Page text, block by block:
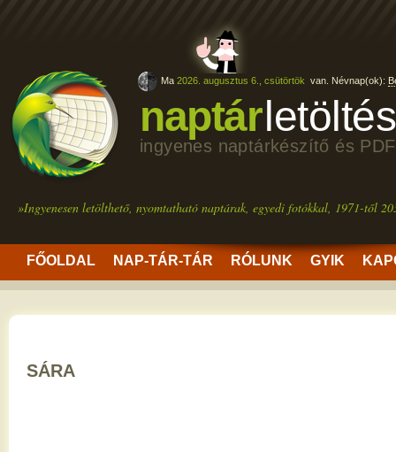
naptárletöltés
ingyenes naptárkészítő és
»Ingyenesen letölthető, nyomtatható naptárak, egyedi fotókkal, 1971-től
FŐOLDAL NAP-TÁR-TÁR RÓLUNK GYIK
Ma 2026. augusztus 6., csütörtök van. Névnap(ok):
SÁRA